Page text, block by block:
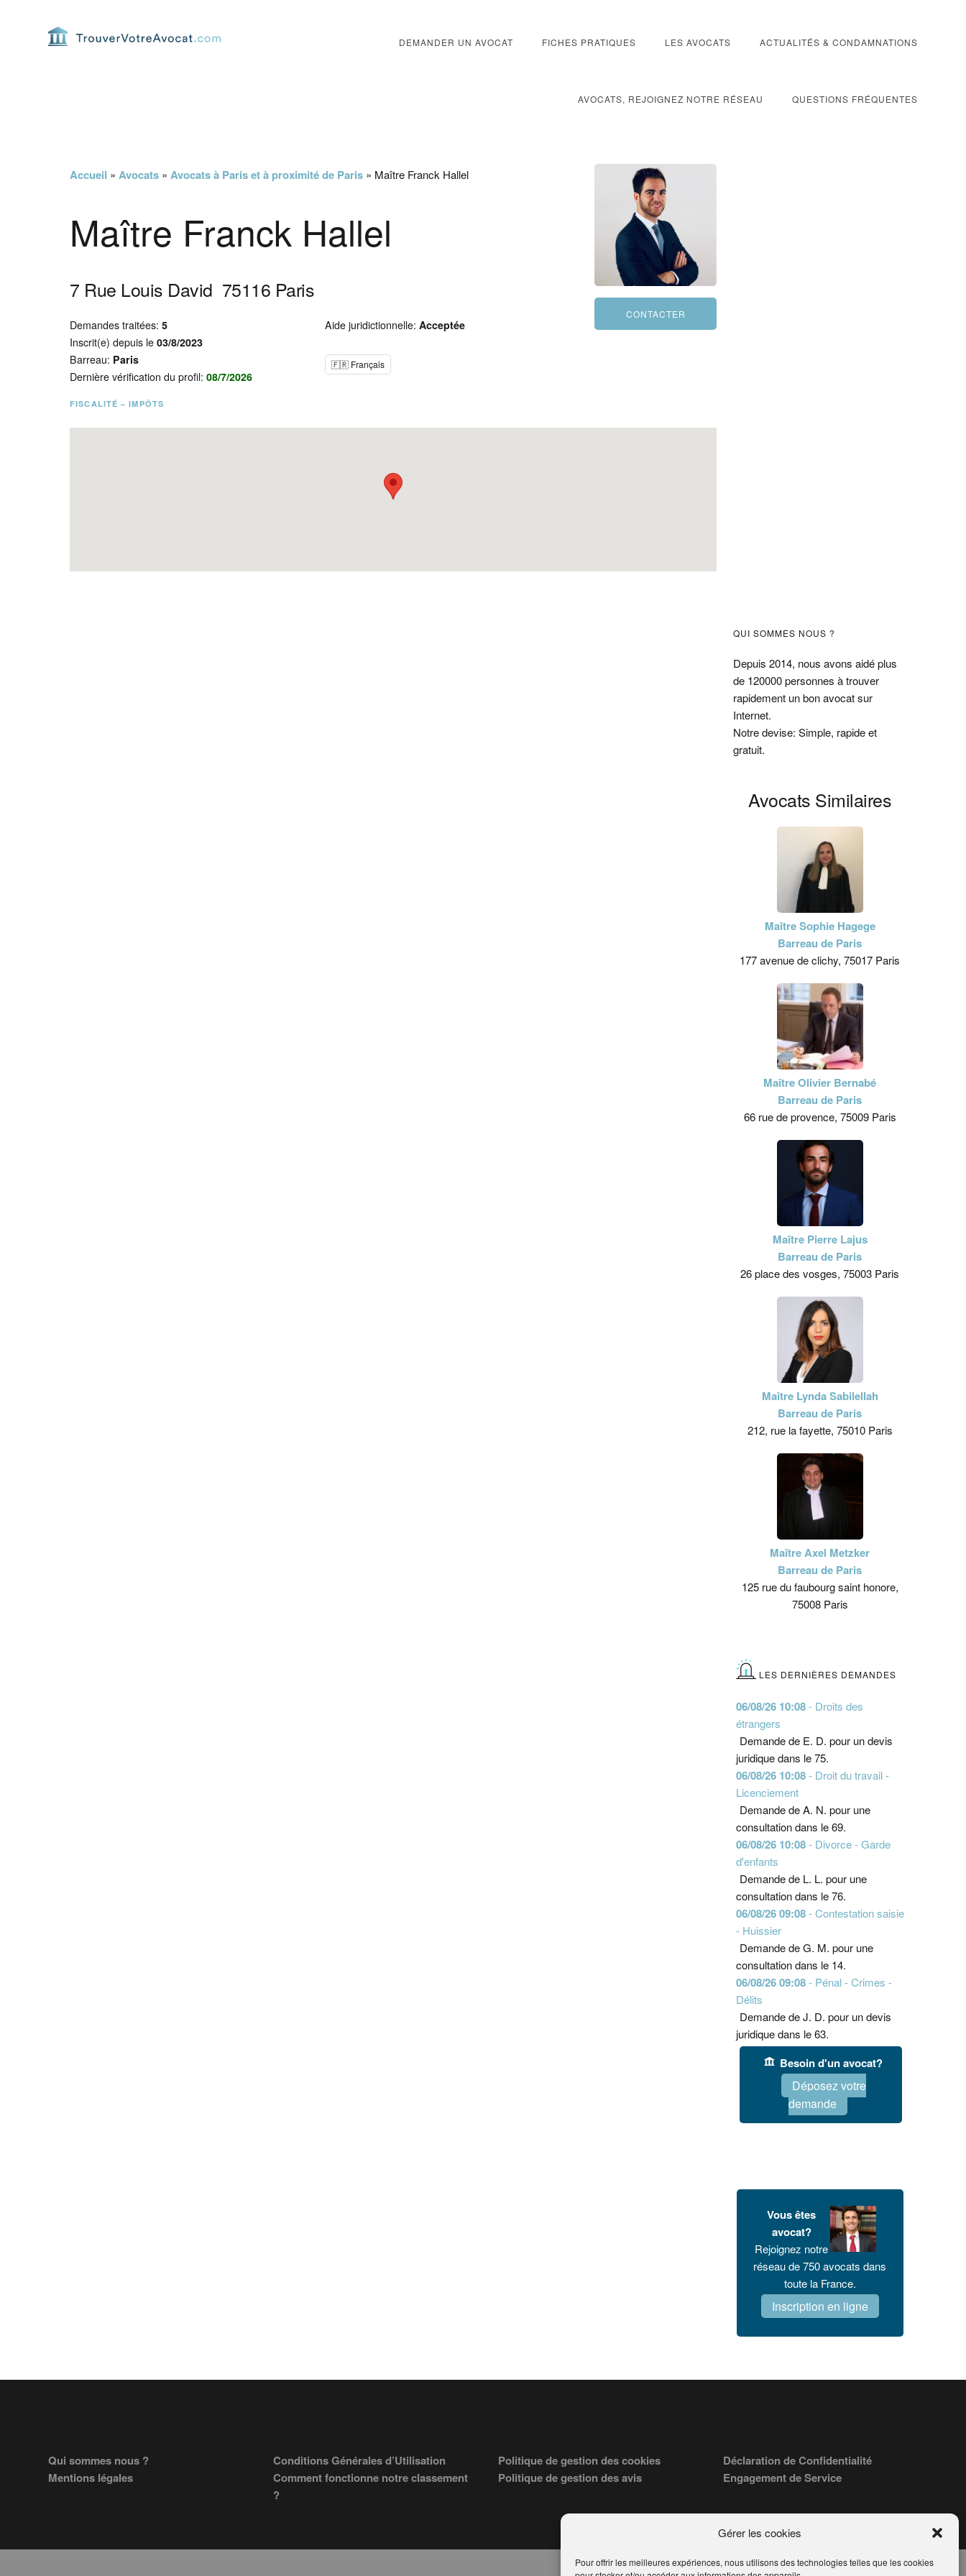
Gérer les cookies
Pour offrir les meilleures expériences, nous utilisons des technologies telles que les cookies
DEMANDER UN AVOCAT FICHES PRATIQUES LES AVOCATS ACTUALITÉS & CONDAMNATIONS
AVOCATS, REJOIGNEZ NOTRE RÉSEAU QUESTIONS FRÉQUENTES
Accueil » Avocats » Avocats à Paris et à proximité de Paris » Maître Franck Hallel
Maître Franck Hallel
7 Rue Louis David 75116 Paris
Demandes traitées:5
Inscrit(e) depuis le03/8/2023
Barreau: Paris
Dernière vérification du profil:08/7/2026
Aide juridictionnelle:Acceptée
🇫🇷 Français
FISCALITÉ – IMPÔTS
Barre
latérale
principale
QUI SOMMES NOUS ?
Depuis 2014, nous avons aidé plus
de 120000 personnes à trouver
rapidement un bon avocat sur
Internet.
Notre devise: Simple, rapide et
gratuit.
Avocats Similaires
Maître Sophie Hagege
Barreau de Paris
177 avenue de clichy, 75017 Paris
Maître Olivier Bernabé
Barreau de Paris
66 rue de provence, 75009 Paris
Maître Pierre Lajus
Barreau de Paris
26 place des vosges, 75003 Paris
Maître Lynda Sabilellah
Barreau de Paris
212, rue la fayette, 75010 Paris
Maître Axel Metzker
Barreau de Paris
125 rue du faubourg saint honore,
75008 Paris
LES DERNIÈRES DEMANDES
06/08/26 10:08- Droits des
étrangers
Demande de E. D. pour un devis
juridique dans le 75.
06/08/26 10:08- Droit du travail -
Licenciement
Demande de A. N. pour une
consultation dans le 69.
06/08/26 10:08- Divorce - Garde
d'enfants
Demande de L. L. pour une
consultation dans le 76.
06/08/26 09:08- Contestation saisie
- Huissier
Demande de G. M. pour une
consultation dans le 14.
06/08/26 09:08- Pénal - Crimes -
Délits
Demande de J. D. pour un devis
juridique dans le 63.
Besoin d'un avocat?
Déposez votre
demande
Vous êtes
avocat?
Rejoignez notre
réseau de 750 avocats dans
toute la France.
Inscription en ligne
FooterQui sommes nous ?
Mentions légales
Conditions Générales d’Utilisation
Comment fonctionne notre classement
?
Politique de gestion des cookies
Politique de gestion des avis
Déclaration de Confidentialité
Engagement de Service